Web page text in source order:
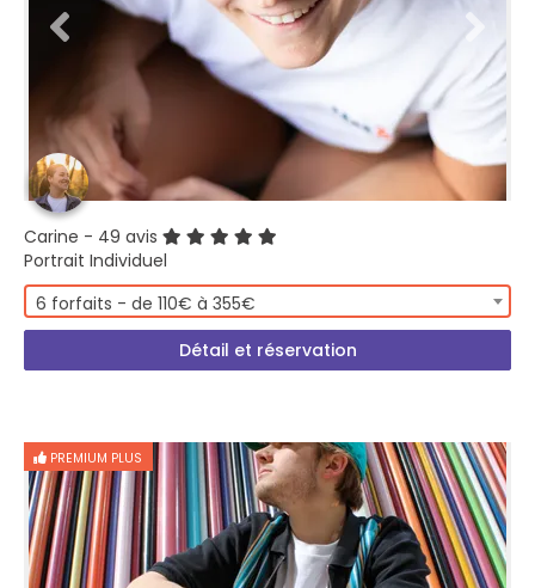
Carine - 49 avis
Portrait Individuel
6 forfaits - de 110€ à 355€
Détail et réservation
PREMIUM PLUS